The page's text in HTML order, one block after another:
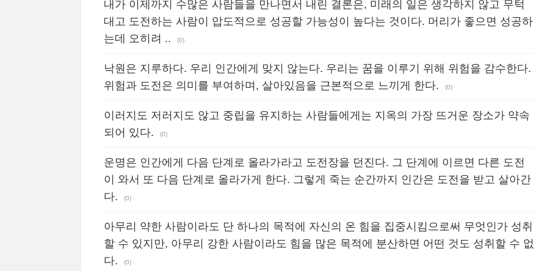
내가 이제까지 수많은 사람들을 만나면서 내린 결론은, 미래의 일은 생각하지 않고 무턱
대고 도전하는 사람이 압도적으로 성공할 가능성이 높다는 것이다. 머리가 좋으면 성공하
는데 오히려 ..
(0)
낙원은 지루하다. 우리 인간에게 맞지 않는다. 우리는 꿈을 이루기 위해 위험을 감수한다.
위험과 도전은 의미를 부여하며, 살아있음을 근본적으로 느끼게 한다.
(0)
이러지도 저러지도 않고 중립을 유지하는 사람들에게는 지옥의 가장 뜨거운 장소가 약속
되어 있다.
(0)
운명은 인간에게 다음 단계로 올라가라고 도전장을 던진다. 그 단계에 이르면 다른 도전
이 와서 또 다음 단계로 올라가게 한다. 그렇게 죽는 순간까지 인간은 도전을 받고 살아간
다.
(0)
아무리 약한 사람이라도 단 하나의 목적에 자신의 온 힘을 집중시킴으로써 무엇인가 성취
할 수 있지만, 아무리 강한 사람이라도 힘을 많은 목적에 분산하면 어떤 것도 성취할 수 없
다.
(0)